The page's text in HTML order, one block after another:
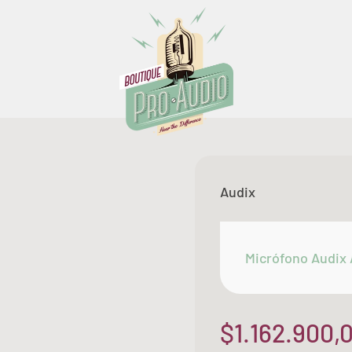
Boutique Pro Audio
Audix
Micrófono Audix
Precio de